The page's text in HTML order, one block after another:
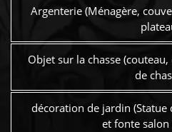
Argenterie (Ménagère,
Objet sur la chasse
de
décoration de jardin
et fonte